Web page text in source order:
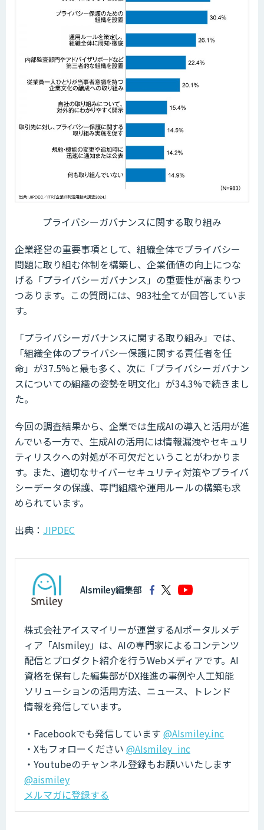
プライバシーガバナンスに関する取り組み
企業経営の重要事項として、組織全体でプライバシー
問題に取り組む体制を構築し、企業価値の向上につな
げる「プライバシーガバナンス」の重要性が高まりつ
つあります。この質問には、983社全てが回答していま
す。
「プライバシーガバナンスに関する取り組み」では、
「組織全体のプライバシー保護に関する責任者を任
命」が37.5%と最も多く、次に「プライバシーガバナン
スについての組織の姿勢を明文化」が34.3%で続きまし
た。
今回の調査結果から、企業では生成AIの導入と活用が進
んでいる一方で、生成AIの活用には情報漏洩やセキュリ
ティリスクへの対処が不可欠だということがわかりま
す。また、適切なサイバーセキュリティ対策やプライバ
シーデータの保護、専門組織や運用ルールの構築も求
められています。
出典： JIPDEC
AIsmiley編集部
株式会社アイスマイリーが運営するAIポータルメデ
ィア「AIsmiley」は、AIの専門家によるコンテンツ
配信とプロダクト紹介を行うWebメディアです。AI
資格を保有した編集部がDX推進の事例や人工知能
ソリューションの活用方法、ニュース、トレンド
情報を発信しています。
・Facebookでも発信しています @AIsmiley.inc
・Xもフォローください @AIsmiley_inc
・Youtubeのチャンネル登録もお願いいたします
@aismiley
メルマガに登録する